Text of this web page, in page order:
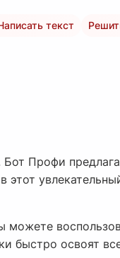
текст
Бот Профи
можете
быстро освоят